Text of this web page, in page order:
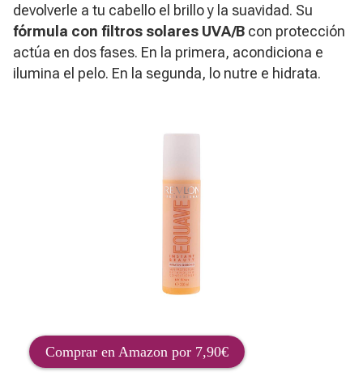
devolverle a tu cabello el brillo y la suavidad. Su
fórmula con filtros solares UVA/B con protección
actúa en dos fases. En la primera, acondiciona e
ilumina el pelo. En la segunda, lo nutre e hidrata.
Comprar en Amazon por 7,90€